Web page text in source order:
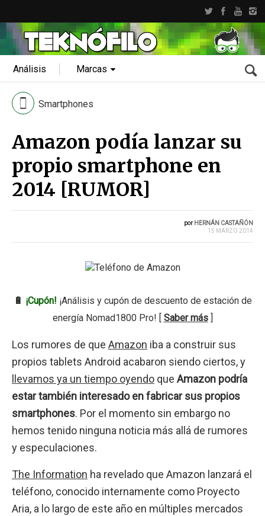
Análisis Marcas
Smartphones
Amazon podía lanzar su
propio smartphone en
2014 [RUMOR]
por HERNÁN CASTAÑÓN
15 MARZO 2014
🔋 ¡Cupón! ¡Análisis y cupón de descuento de estación de
energía Nomad1800 Pro! [ Saber más]
Los rumores de que Amazon iba a construir sus
propios tablets Android acabaron siendo ciertos, y
llevamos ya un tiempo oyendo que Amazon podría
estar también interesado en fabricar sus propios
smartphones. Por el momento sin embargo no
hemos tenido ninguna noticia más allá de rumores
y especulaciones.
The Information ha revelado que Amazon lanzará el
teléfono, conocido internamente como Proyecto
Aria, a lo largo de este año en múltiples mercados